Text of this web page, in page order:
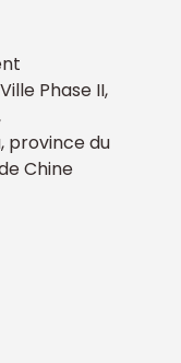
Phase II,
province du
Chine